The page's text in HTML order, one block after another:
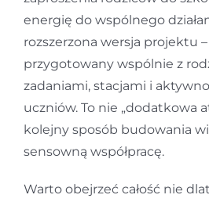
energię do wspólnego
rozszerzona wersja projektu
przygotowany wspólnie z
zadaniami, stacjami i
uczniów. To nie „dodatkowa
kolejny sposób budowania
sensowną współpracę.
Warto obejrzeć całość nie